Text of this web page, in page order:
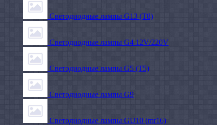
Светодиодные лампы G13 (T8)
Светодиодные лампы G4 12V/220V
Светодиодные лампы G5 (T5)
Светодиодные лампы G9
Светодиодные лампы GU10 (mr16)